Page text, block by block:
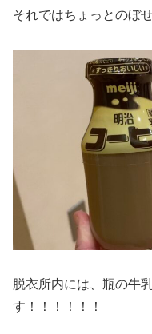
それではちょっとのぼ
脱衣所内には、瓶の牛
す！！！！！！